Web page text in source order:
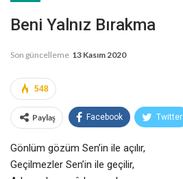
Beni Yalnız Bırakma
Son güncelleme 13 Kasım 2020
548
Paylaş Facebook Twitter
Gönlüm gözüm Sen’in ile açılır,
Geçilmezler Sen’in ile geçilir,